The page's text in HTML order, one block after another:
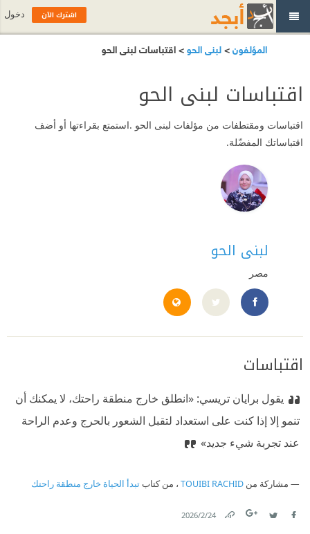
المؤلفون>لبنى الحو> اقتباسات لبنى الحو
اقتباسات لبنى الحو
اقتباسات ومقتطفات من مؤلفات لبنى الحو .استمتع بقراءتها أو أضف
اقتباساتك المفضّلة.
لبنى الحو
مصر
profile.php?id=61574969680190
اقتباسات
يقول برايان تريسي: ‫ «انطلق خارج منطقة راحتك، لا يمكنك أن
تنمو إلا إذا كنت على استعداد لتقبل الشعور بالحرج وعدم الراحة
عند تجربة شيء جديد»
مشاركة من TOUIBI RACHID ، من كتابتبدأ الحياة خارج منطقة راحتك
24‏/2‏/2026
اشترك الآن دخول